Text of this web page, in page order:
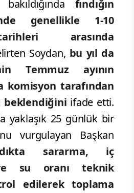
fındığın
genellikle 1-10
arasında
Soydan, bu yıl da
Temmuz ayının
komisyon tarafından
beklendiğini ifade etti.
yaklaşık 25 günlük bir
vurgulayan Başkan
sararma, iç
su oranı teknik
edilerek toplama